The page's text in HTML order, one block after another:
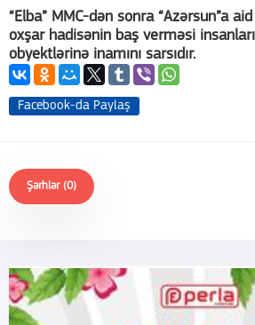
“Elba” MMC-dən sonra “Azərsun”a
oxşar hadisənin baş verməsi
obyektlərinə inamını sarsıdır.
Facebook-da Paylaş
Şərhlər (0)